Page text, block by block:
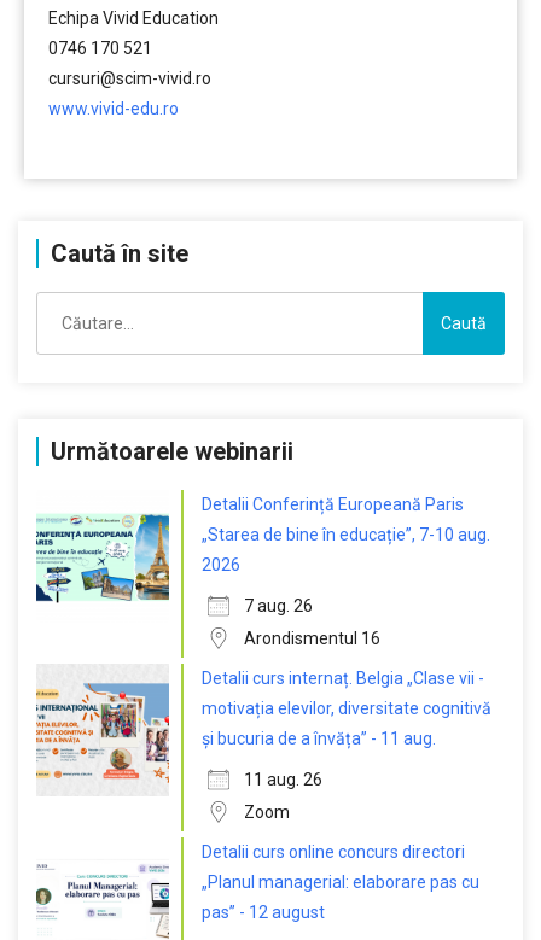
Echipa Vivid Education
0746 170 521
cursuri@scim-vivid.ro
www.vivid-edu.ro
Caută în site
după:
Următoarele webinarii
Detalii Conferință Europeană Paris
„Starea de bine în educație”, 7-10 aug.
2026
7 aug. 26
Arondismentul 16
Detalii curs internaț. Belgia „Clase vii -
motivația elevilor, diversitate cognitivă
și bucuria de a învăța” - 11 aug.
11 aug. 26
Zoom
Detalii curs online concurs directori
„Planul managerial: elaborare pas cu
pas” - 12 august